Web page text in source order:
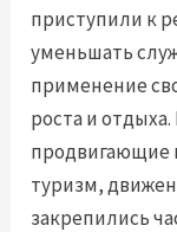
приступили к
уменьшать
применение
роста и
продвигающие
туризм,
закрепились